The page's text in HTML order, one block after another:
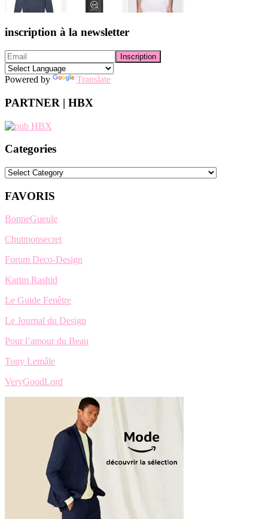
inscription à la newsletter
Powered by Translate
PARTNER | HBX
Categories
Categories
FAVORIS
BonneGueule
Chutmonsecret
Forum Deco-Design
Karim Rashid
Le Guide Fenêtre
Le Journal du Design
Pour l’amour du Beau
Tony Lemâle
VeryGoodLord